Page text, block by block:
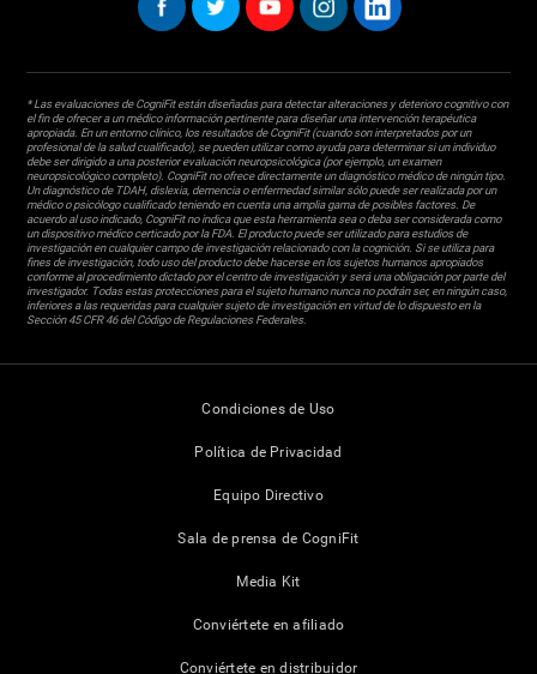
* Las evaluaciones de CogniFit están diseñadas para detectar alteraciones y deterioro cognitivo con
el fin de ofrecer a un médico información pertinente para diseñar una intervención terapéutica
apropiada. En un entorno clínico, los resultados de CogniFit (cuando son interpretados por un
profesional de la salud cualificado), se pueden utilizar como ayuda para determinar si un individuo
debe ser dirigido a una posterior evaluación neuropsicológica (por ejemplo, un examen
neuropsicológico completo). CogniFit no ofrece directamente un diagnóstico médico de ningún tipo.
Un diagnóstico de TDAH, dislexia, demencia o enfermedad similar sólo puede ser realizada por un
médico o psicólogo cualificado teniendo en cuenta una amplia gama de posibles factores. De
acuerdo al uso indicado, CogniFit no indica que esta herramienta sea o deba ser considerada como
un dispositivo médico certicado por la FDA. El producto puede ser utilizado para estudios de
investigación en cualquier campo de investigación relacionado con la cognición. Si se utiliza para
fines de investigación, todo uso del producto debe hacerse en los sujetos humanos apropiados
conforme al procedimiento dictado por el centro de investigación y será una obligación por parte del
investigador. Todas estas protecciones para el sujeto humano nunca no podrán ser, en ningún caso,
inferiores a las requeridas para cualquier sujeto de investigación en virtud de lo dispuesto en la
Sección 45 CFR 46 del Código de Regulaciones Federales.
Condiciones de Uso
Política de Privacidad
Equipo Directivo
Sala de prensa de CogniFit
Media Kit
Conviértete en afiliado
Conviértete en distribuidor